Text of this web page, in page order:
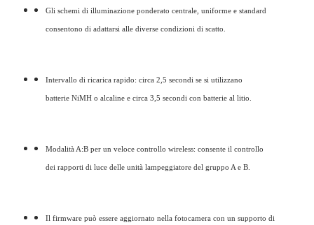
Gli schemi di illuminazione ponderato centrale, uniforme e standard
consentono di adattarsi alle diverse condizioni di scatto.
Intervallo di ricarica rapido: circa 2,5 secondi se si utilizzano
batterie NiMH o alcaline e circa 3,5 secondi con batterie al litio.
Modalità A:B per un veloce controllo wireless: consente il controllo
dei rapporti di luce delle unità lampeggiatore del gruppo A e B.
Il firmware può essere aggiornato nella fotocamera con un supporto di